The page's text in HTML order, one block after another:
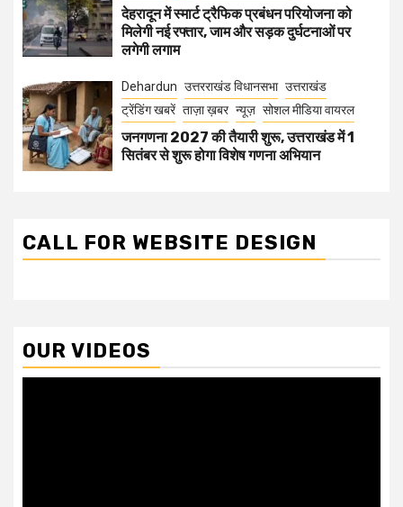
देहरादून में स्मार्ट ट्रैफिक प्रबंधन परियोजना को
मिलेगी नई रफ्तार, जाम और सड़क दुर्घटनाओं पर
लगेगी लगाम
Dehardun उत्तरराखंड विधानसभा उत्तराखंड
ट्रेंडिंग खबरें ताज़ा ख़बर न्यूज़ सोशल मीडिया वायरल
जनगणना 2027 की तैयारी शुरू, उत्तराखंड में 1
सितंबर से शुरू होगा विशेष गणना अभियान
CALL FOR WEBSITE DESIGN
OUR VIDEOS